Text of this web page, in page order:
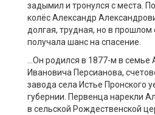
задымил и тронулся с места.
колёс Александр
долгая, трудная, но в прошлом
получала шанс на спасение.
…Он родился в 1877-м в семье
Ивановича Персианова,
завода села Истье Пронского
губернии. Первенца нарекли
в сельской Рождественской